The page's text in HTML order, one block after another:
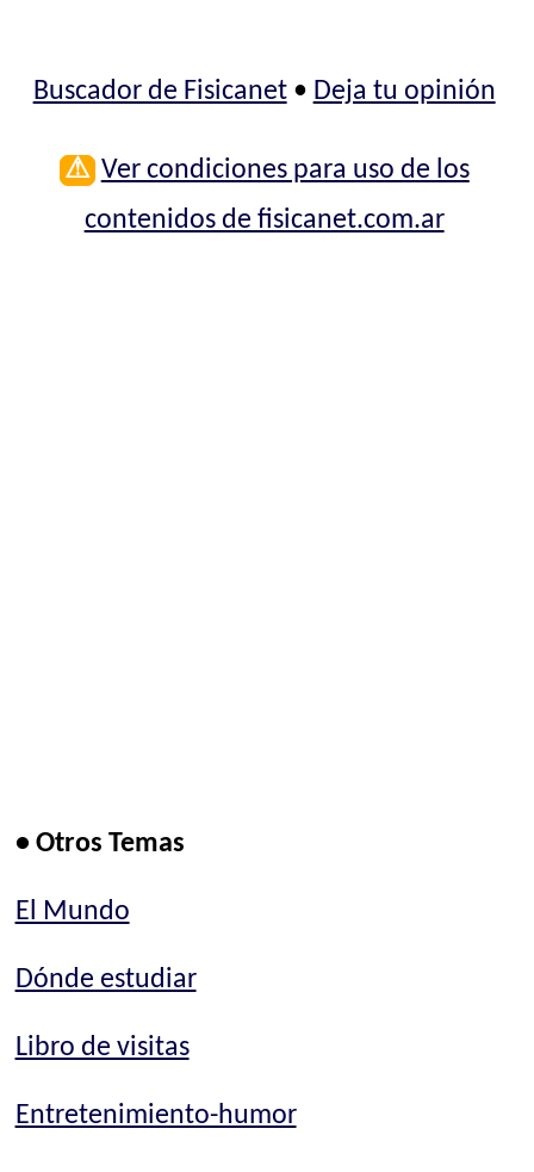
Buscador de Fisicanet• Deja tu opinión
⚠ Ver condiciones para uso de los
contenidos de fisicanet.com.ar
• Otros Temas
El Mundo
Dónde estudiar
Libro de visitas
Entretenimiento-humor